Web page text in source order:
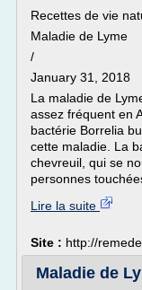
Recettes de vie
Maladie de Lyme
/
January 31, 2018
La maladie de
assez fréquent en
bactérie Borrelia
cette maladie. La
chevreuil, qui se
personnes
Lire la suite
Site : http://
Maladie de